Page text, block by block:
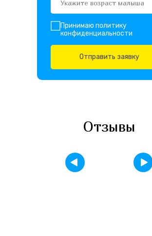
Принимаю политику
конфиденциальности
Отправить заявку
Отзывы